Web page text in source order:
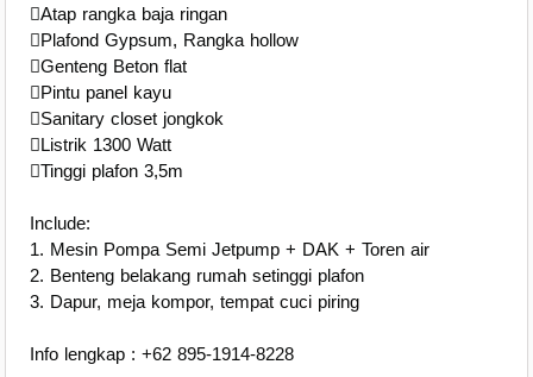
Atap rangka baja ringan
Plafond Gypsum, Rangka hollow
Genteng Beton flat
Pintu panel kayu
Sanitary closet jongkok
Listrik 1300 Watt
Tinggi plafon 3,5m
Include:
1. Mesin Pompa Semi Jetpump + DAK + Toren air
2. Benteng belakang rumah setinggi plafon
3. Dapur, meja kompor, tempat cuci piring
Info lengkap : +62 895-1914-8228